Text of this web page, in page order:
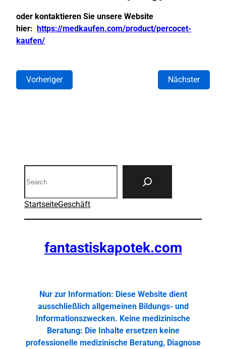
oder kontaktieren Sie unsere Website
hier:
https://medkaufen.com/product/percocet-
kaufen/
Vorheriger Nächster
StartseiteGeschäft
fantastiskapotek.com
Nur zur Information: Diese Website dient
ausschließlich allgemeinen Bildungs- und
Informationszwecken. Keine medizinische
Beratung: Die Inhalte ersetzen keine
professionelle medizinische Beratung, Diagnose